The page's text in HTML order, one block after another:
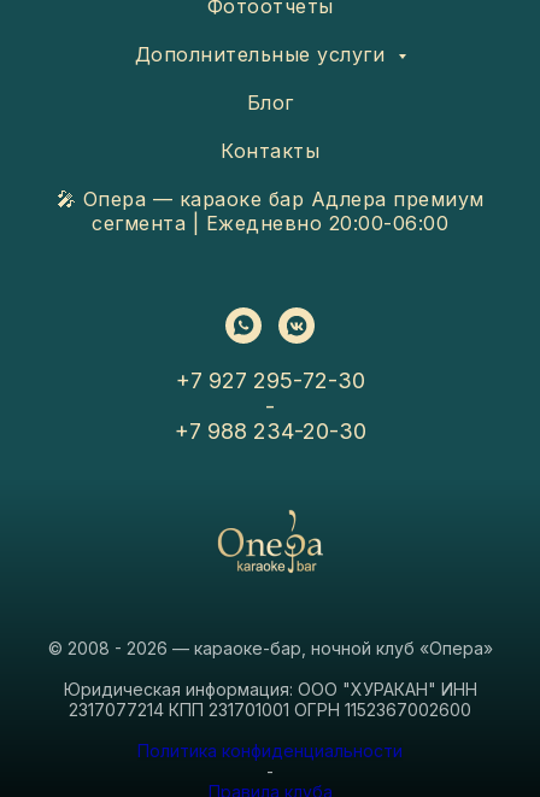
Фотоотчеты
Дополнительные услуги
Блог
Контакты
🎤 Опера — караоке бар Адлера премиум
сегмента | Ежедневно 20:00-06:00
+7 927 295-72-30
-
+7 988 234-20-30
© 2008 - 2026 — караоке-бар, ночной клуб «Опера»
Юридическая информация: ООО "ХУРАКАН" ИНН
2317077214 КПП 231701001 ОГРН 1152367002600
Политика конфиденциальности
-
Правила клуба